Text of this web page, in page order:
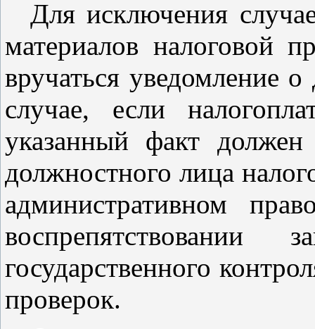
Для исключения
материалов налоговой
вручаться уведомление
случае, если
указанный факт должен
должностного лица
административном
государственного
проверок.